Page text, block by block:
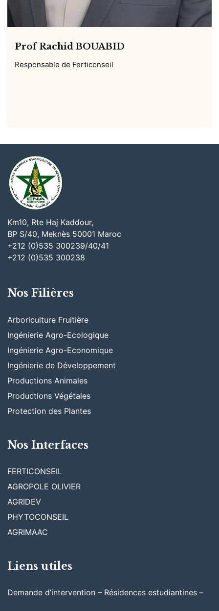
Prof Rachid BOUABID
Responsable de Ferticonseil
Km10, Rte Haj Kaddour,
BP S/40, Meknès 50001 Maroc
+212 (0)535 300239/40/41
+212 (0)535 300238
Nos Filières
Arboriculture Fruitière
Ingénierie Agro-Ecologique
Ingénierie Agro-Economique
Ingénierie de Développement
Productions Animales
Productions Végétales
Protection des Plantes
Nos Interfaces
FERTICONSEIL
AGROPOLE OLIVIER
AGRIDEV
PHYTOCONSEIL
AGRIMAAC
Liens utiles
Demande d’intervention – Résidences estudiantines –